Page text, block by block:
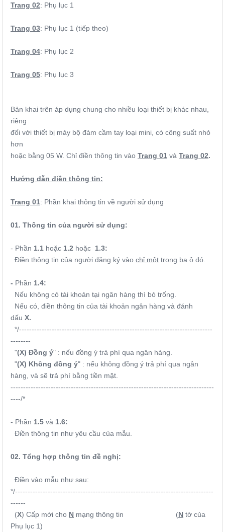
Trang 02: Phụ lục 1
Trang 03: Phụ lục 1 (tiếp theo)
Trang 04: Phụ lục 2
Trang 05: Phụ lục 3
Bản khai trên áp dụng chung cho nhiều loại thiết bị khác nhau,
riêng
đối với thiết bị máy bộ đàm cầm tay loại mini, có công suất nhỏ
hơn
hoặc bằng 05 W. Chỉ điền thông tin vào Trang 01 và Trang 02.
Hướng dẫn điền thông tin:
Trang 01: Phần khai thông tin về người sử dụng
01. Thông tin của người sử dụng:
- Phần 1.1 hoặc 1.2 hoặc 1.3:
Điền thông tin của người đăng ký vào chỉ một trong ba ô đó.
- Phần 1.4:
Nếu không có tài khoản tại ngân hàng thì bỏ trống.
Nếu có, điền thông tin của tài khoản ngân hàng và đánh
dấu X.
*/-----------------------------------------------------------------------------
--------
"(X) Đồng ý" : nếu đồng ý trả phí qua ngân hàng.
"(X) Không đồng ý" : nếu không đồng ý trả phí qua ngân
hàng, và sẽ trả phí bằng tiền mặt.
---------------------------------------------------------------------------------
----/*
- Phần 1.5 và 1.6:
Điền thông tin như yêu cầu của mẫu.
02. Tổng hợp thông tin đề nghị:
Điền vào mẫu như sau:
*/-------------------------------------------------------------------------------
------
(X) Cấp mới cho N mạng thông tin (N tờ của
Phụ lục 1)